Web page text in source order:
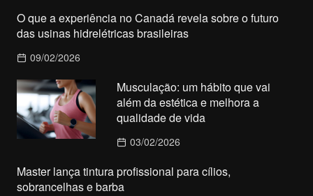
O que a experiência no Canadá revela sobre o futuro
das usinas hidrelétricas brasileiras
09/02/2026
Musculação: um hábito que vai
além da estética e melhora a
qualidade de vida
03/02/2026
Master lança tintura profissional para cílios,
sobrancelhas e barba